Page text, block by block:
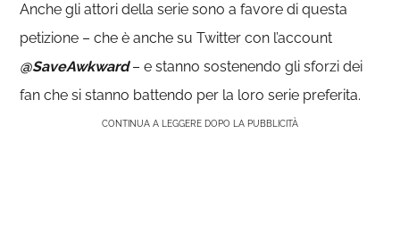
Anche gli attori della serie sono a favore di questa
petizione – che è anche su Twitter con l’account
@SaveAwkward – e stanno sostenendo gli sforzi dei
fan che si stanno battendo per la loro serie preferita.
CONTINUA A LEGGERE DOPO LA PUBBLICITÀ